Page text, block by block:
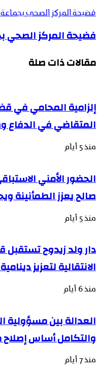
فضيحة المركز الصحي
فضيحة المركز الصحي
مقالات ذات صلة
إلزامية المحامي في
المتقاضي في الدفاع
منذ 5 أيام
الحضور الأمني
صالح يعزز الطمأنينة
منذ 5 أيام
دار ولد زيدوح تستقبل
الانتقالية لتعزيز
منذ 6 أيام
العدالة بين مسؤولية
والتكامل أساس
منذ 7 أيام